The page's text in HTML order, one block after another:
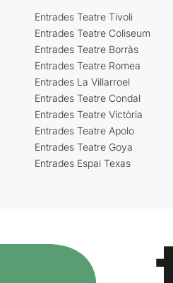
Entrades Teatre Tívoli
Entrades Teatre Coliseum
Entrades Teatre Borràs
Entrades Teatre Romea
Entrades La Villarroel
Entrades Teatre Condal
Entrades Teatre Victòria
Entrades Teatre Apolo
Entrades Teatre Goya
Entrades Espai Texas